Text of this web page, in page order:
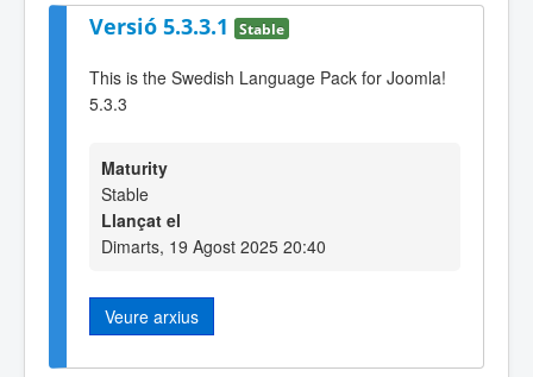
Versió 5.3.3.1 Stable
This is the Swedish Language Pack for Joomla!
5.3.3
Maturity
Stable
Llançat el
Dimarts, 19 Agost 2025 20:40
Veure arxius